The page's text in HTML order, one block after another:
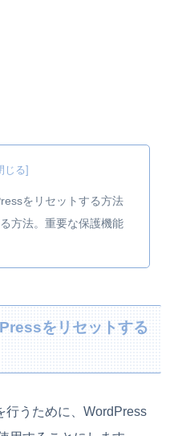
をリセットする方法
方法。重要な保護機能
をリセットする
行うために、WordPress